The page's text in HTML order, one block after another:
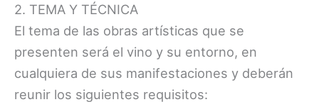
2. TEMA Y TÉCNICA
El tema de las obras artísticas que se
presenten será el vino y su entorno, en
cualquiera de sus manifestaciones y deberán
reunir los siguientes requisitos: